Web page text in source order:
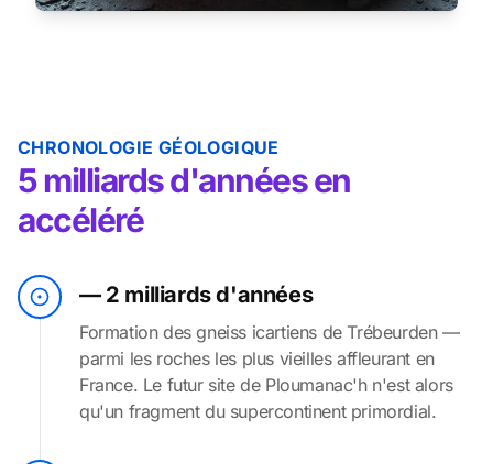
CHRONOLOGIE GÉOLOGIQUE
5 milliards d'années en
accéléré
— 2 milliards d'années
Formation des gneiss icartiens de Trébeurden —
parmi les roches les plus vieilles affleurant en
France. Le futur site de Ploumanac'h n'est alors
qu'un fragment du supercontinent primordial.